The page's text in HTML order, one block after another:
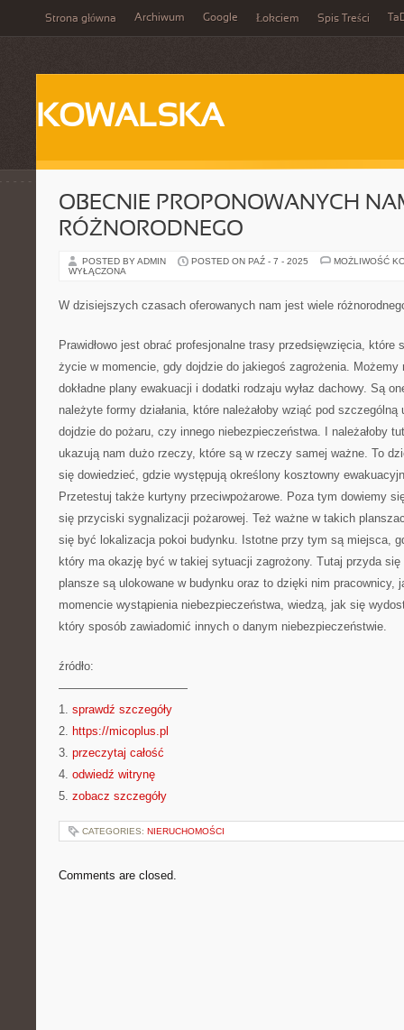
Strona główna Archiwum Google Łokciem Spis Treści
KOWALSKA
OBECNIE PROPONOWANYCH
RÓŻNORODNEGO
POSTED BY ADMIN POSTED ON PAŹ - 7 - 2025
MOŻLIWOŚĆ
WYŁĄCZONA
W dzisiejszych czasach oferowanych nam jest wiele
Prawidłowo jest obrać profesjonalne trasy przedsięwzięcia, które
życie w momencie, gdy dojdzie do jakiegoś zagrożenia. Możemy
dokładne plany ewakuacji i dodatki rodzaju wyłaz dachowy. Są
należyte formy działania, które należałoby wziąć pod
dojdzie do pożaru, czy innego niebezpieczeństwa. I należałoby
ukazują nam dużo rzeczy, które są w rzeczy samej ważne. To
się dowiedzieć, gdzie występują określony kosztowny
Przetestuj także kurtyny przeciwpożarowe. Poza tym dowiemy
się przyciski sygnalizacji pożarowej. Też ważne w takich
się być lokalizacja pokoi budynku. Istotne przy tym są miejsca,
który ma okazję być w takiej sytuacji zagrożony. Tutaj przyda się
plansze są ulokowane w budynku oraz to dzięki nim pracownicy,
momencie wystąpienia niebezpieczeństwa, wiedzą, jak się
który sposób zawiadomić innych o danym niebezpieczeństwie.
źródło:
———————————
1. sprawdź szczegóły
2. https://micoplus.pl
3. przeczytaj całość
4. odwiedź witrynę
5. zobacz szczegóły
CATEGORIES: NIERUCHOMOŚCI
Comments are closed.